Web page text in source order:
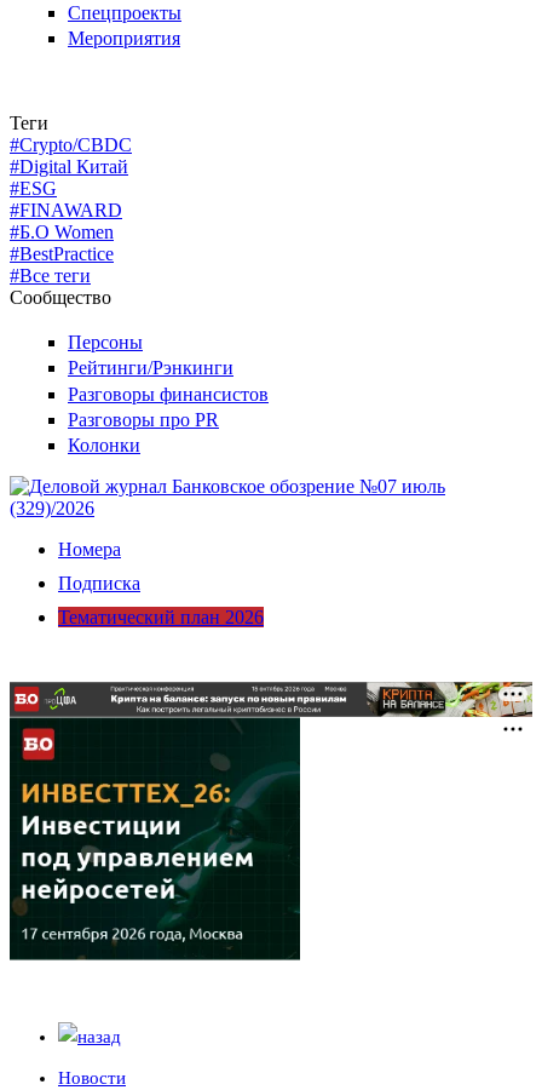
Спецпроекты
Мероприятия
Теги
#Crypto/CBDC
#Digital Китай
#ESG
#FINAWARD
#Б.О Women
#BestPractice
#Все теги
Сообщество
Персоны
Рейтинги/Рэнкинги
Разговоры финансистов
Разговоры про PR
Колонки
Номера
Подписка
Тематический план 2026
Новости